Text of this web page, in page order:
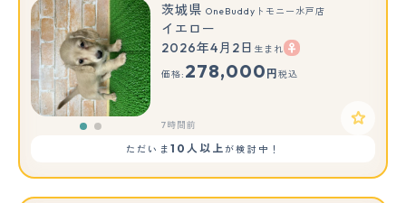
もっと見る
茨城県 OneBuddyトモニー水戸店
イエロー
2026年4月2日 生まれ
価格: 278,000 円 税込
7時間前
ただいま 10人以上が検討中！